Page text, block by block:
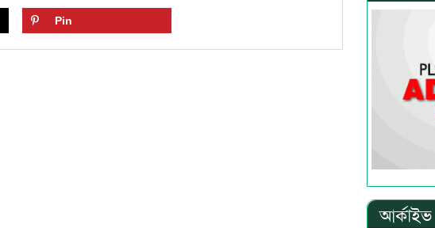
Pin
আর্কাইভ